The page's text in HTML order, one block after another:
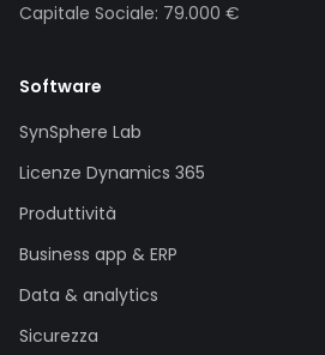
Capitale Sociale: 79.000 €
Software
SynSphere Lab
Licenze Dynamics 365
Produttività
Business app & ERP
Data & analytics
Sicurezza